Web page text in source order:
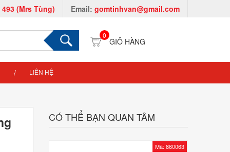
493 (Mrs Tùng) Email: gomtinhvan@gmail.com
0
LIÊN HỆ
CÓ THỂ BẠN QUAN TÂM
Mã: 860063